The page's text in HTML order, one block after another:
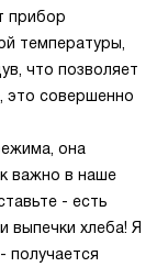
прибор
температуры,
что позволяет
это совершенно
она
важно в наше
- есть
выпечки хлеба! Я
получается